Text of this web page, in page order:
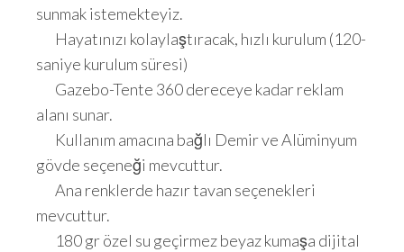
sunmak istemekteyiz.
Hayatınızı kolaylaştıracak, hızlı kurulum (120-
saniye kurulum süresi)
Gazebo-Tente 360 dereceye kadar reklam
alanı sunar.
Kullanım amacına bağlı Demir ve Alüminyum
gövde seçeneği mevcuttur.
Ana renklerde hazır tavan seçenekleri
mevcuttur.
180 gr özel su geçirmez beyaz kumaşa dijital